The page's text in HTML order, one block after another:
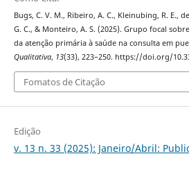
Bugs, C. V. M., Ribeiro, A. C., Kleinubing, R. E.,
G. C., & Monteiro, A. S. (2025). Grupo focal
da atenção primária à saúde na consulta em
Qualitativa, 13(33), 223–250. https://doi.org/
Fomatos de Citação
Edição
v. 13 n. 33 (2025): Janeiro/Abril: